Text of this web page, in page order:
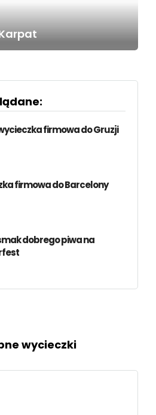
firmowa do Gruzji
firmowa do Barcelony
dobrego piwa na
wycieczki